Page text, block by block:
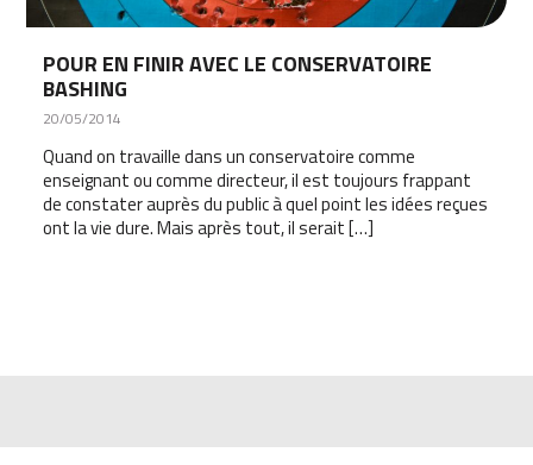
POUR EN FINIR AVEC LE CONSERVATOIRE
BASHING
20/05/2014
Quand on travaille dans un conservatoire comme
enseignant ou comme directeur, il est toujours frappant
de constater auprès du public à quel point les idées reçues
ont la vie dure. Mais après tout, il serait […]